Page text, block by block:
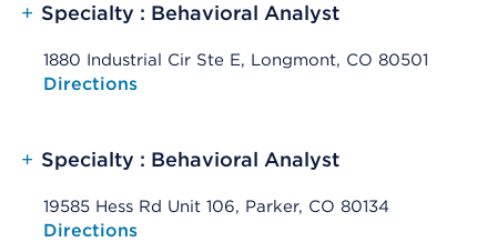
+ Specialty : Behavioral Analyst
1880 Industrial Cir Ste E, Longmont, CO 80501
Opens native map application on mobile devices
Directions
+ Specialty : Behavioral Analyst
19585 Hess Rd Unit 106, Parker, CO 80134
Opens native map application on mobile devices
Directions